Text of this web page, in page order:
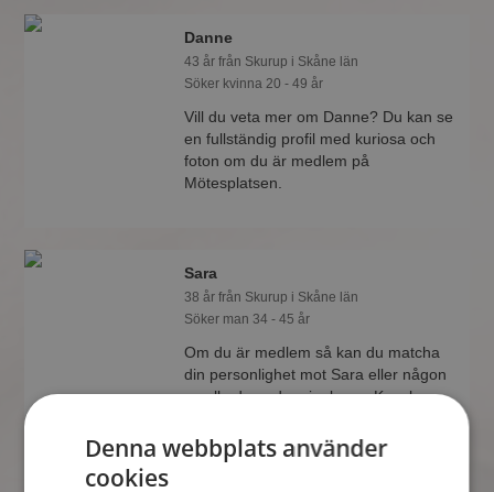
Danne
43 år från Skurup i Skåne län
Söker kvinna 20 - 49 år
Vill du veta mer om Danne? Du kan se
en fullständig profil med kuriosa och
foton om du är medlem på
Mötesplatsen.
Sara
38 år från Skurup i Skåne län
Söker man 34 - 45 år
Om du är medlem så kan du matcha
din personlighet mot Sara eller någon
av alla de andra singlarna. Kanske
Denna webbplats använder
cookies